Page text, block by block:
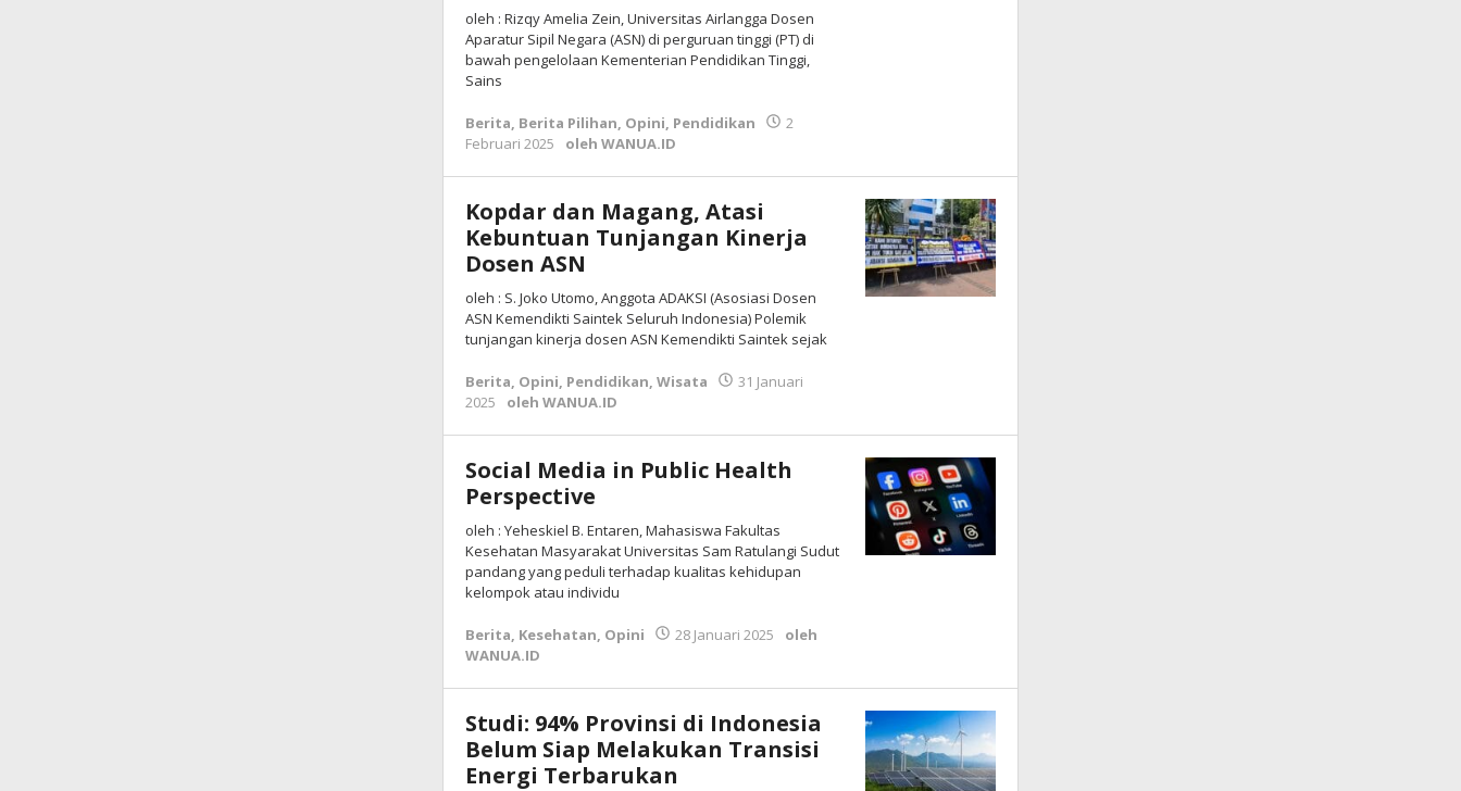
oleh : Rizqy Amelia Zein, Universitas Airlangga Dosen
Aparatur Sipil Negara (ASN) di perguruan tinggi (PT) di
bawah pengelolaan Kementerian Pendidikan Tinggi,
Sains
Berita, Berita Pilihan, Opini, Pendidikan
2
Februari 2025
oleh WANUA.ID
Kopdar dan Magang, Atasi
Kebuntuan Tunjangan Kinerja
Dosen ASN
oleh : S. Joko Utomo, Anggota ADAKSI (Asosiasi Dosen
ASN Kemendikti Saintek Seluruh Indonesia) Polemik
tunjangan kinerja dosen ASN Kemendikti Saintek sejak
Berita, Opini, Pendidikan, Wisata
31 Januari
2025
oleh WANUA.ID
Social Media in Public Health
Perspective
oleh : Yeheskiel B. Entaren, Mahasiswa Fakultas
Kesehatan Masyarakat Universitas Sam Ratulangi Sudut
pandang yang peduli terhadap kualitas kehidupan
kelompok atau individu
Berita, Kesehatan, Opini 28 Januari 2025
oleh
WANUA.ID
Studi: 94% Provinsi di Indonesia
Belum Siap Melakukan Transisi
Energi Terbarukan